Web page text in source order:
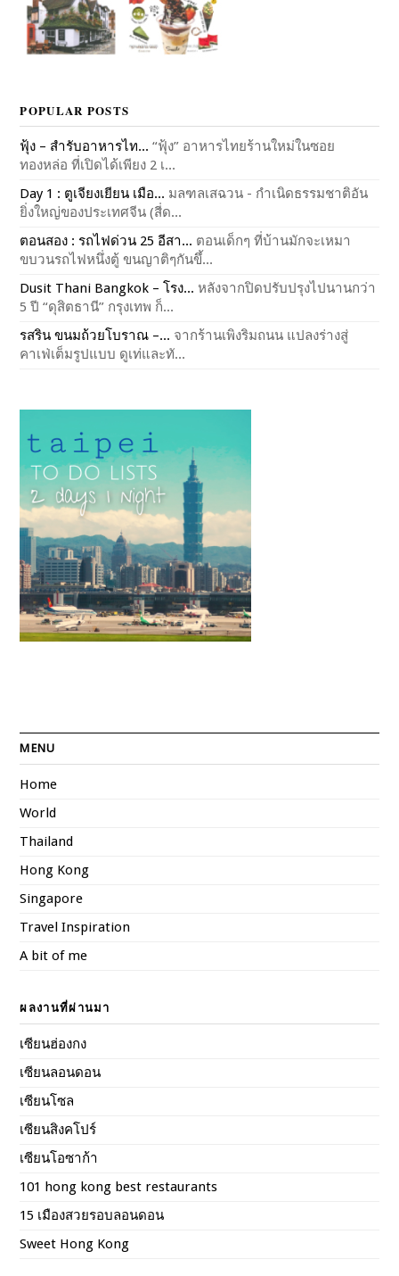
POPULAR POSTS
ฟุ้ง – สำรับอาหารไท... “ฟุ้ง” อาหารไทยร้านใหม่ในซอย
ทองหล่อ ที่เปิดได้เพียง 2 เ...
Day 1 : ตูเจียงเยียน เมือ... มลฑลเสฉวน - กำเนิดธรรมชาติอัน
ยิ่งใหญ่ของประเทศจีน (สี่ด...
ตอนสอง : รถไฟด่วน 25 อีสา... ตอนเด็กๆ ที่บ้านมักจะเหมา
ขบวนรถไฟหนึ่งตู้ ขนญาติๆกันขึ้...
Dusit Thani Bangkok – โรง... หลังจากปิดปรับปรุงไปนานกว่า
5 ปี “ดุสิตธานี” กรุงเทพ ก็...
รสริน ขนมถ้วยโบราณ –... จากร้านเพิงริมถนน แปลงร่างสู่
คาเฟ่เต็มรูปแบบ ดูเท่และทั...
MENU
Home
World
Thailand
Hong Kong
Singapore
Travel Inspiration
A bit of me
ผลงานที่ผ่านมา
เซียนฮ่องกง
เซียนลอนดอน
เซียนโซล
เซียนสิงคโปร์
เซียนโอซาก้า
101 hong kong best restaurants
15 เมืองสวยรอบลอนดอน
Sweet Hong Kong